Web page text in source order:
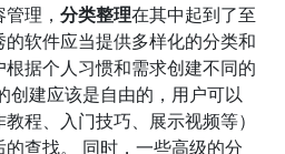
管理，分类整理在其中起到了至
软件应当提供多样化的分类和
据个人习惯和需求创建不同的
创建应该是自由的，用户可以
程、入门技巧、展示视频等）
查找。 同时，一些高级的分